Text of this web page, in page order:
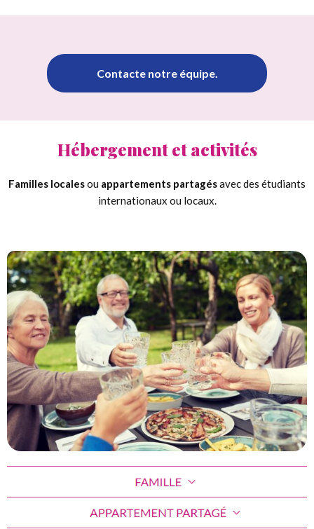
Contacte notre équipe.
Hébergement et activités
Familles localesou appartements partagésavec des étudiants
internationaux ou locaux.